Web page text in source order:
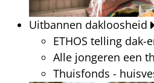
Uitbannen dakloosheid
ETHOS telling
Alle jongeren een
Thuisfonds -